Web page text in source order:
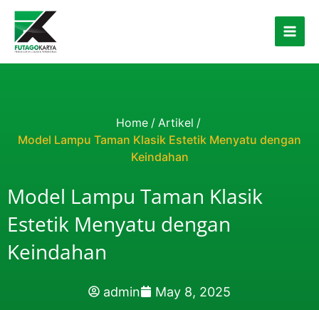
Skip to content
Home / Artikel /
Model Lampu Taman Klasik Estetik Menyatu dengan
Keindahan
Model Lampu Taman Klasik
Estetik Menyatu dengan
Keindahan
admin May 8, 2025